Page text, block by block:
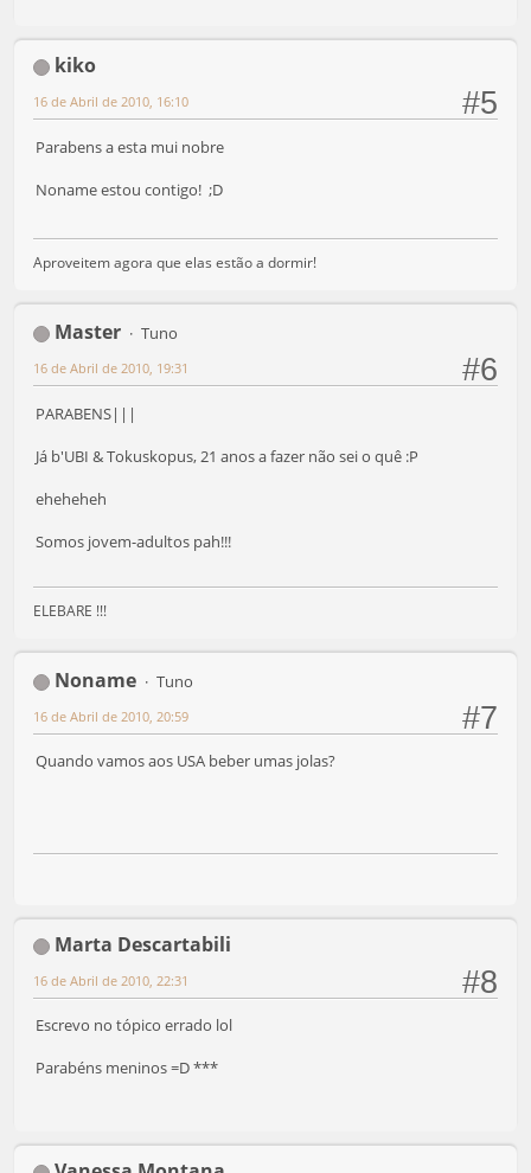
kiko
#5
16 de Abril de 2010, 16:10
Parabens a esta mui nobre
Noname estou contigo! ;D
Aproveitem agora que elas estão a dormir!
Master Tuno
#6
16 de Abril de 2010, 19:31
PARABENS|||
Já b'UBI & Tokuskopus, 21 anos a fazer não sei o quê :P
eheheheh
Somos jovem-adultos pah!!!
ELEBARE !!!
Noname Tuno
#7
16 de Abril de 2010, 20:59
Quando vamos aos USA beber umas jolas?
Marta Descartabili
#8
16 de Abril de 2010, 22:31
Escrevo no tópico errado lol
Parabéns meninos =D ***